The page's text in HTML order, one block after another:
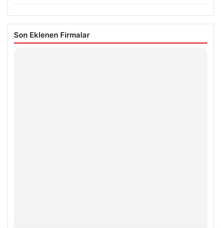
Son Eklenen Firmalar